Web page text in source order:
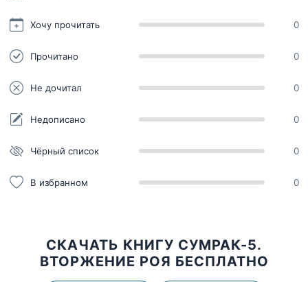
Хочу прочитать 0
Прочитано 0
Не дочитал 0
Недописано 0
Чёрный список 0
В избранном 0
СКАЧАТЬ КНИГУ СУМРАК-5.
ВТОРЖЕНИЕ РОЯ БЕСПЛАТНО